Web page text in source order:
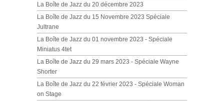
La Boîte de Jazz du 20 décembre 2023
La Boîte de Jazz du 15 Novembre 2023 Spéciale
Jultrane
La Boîte de Jazz du 01 novembre 2023 - Spéciale
Miniatus 4tet
La Boîte de Jazz du 29 mars 2023 - Spéciale Wayne
Shorter
La Boîte de Jazz du 22 février 2023 - Spéciale Woman
on Stage